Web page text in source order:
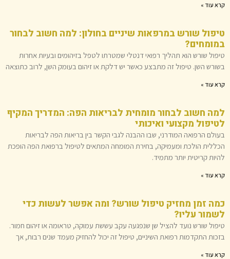
קרא עוד »
טיפול שורש במרפאות שיניים בחולון: למה חשוב לבחור
במומחים?
טיפול שורש הוא תהליך רפואי דנטלי שמטרתו לטפל בזיהומים ובעיות אחרות
בשורש השן. טיפול זה מתבצע כאשר יש דלקת או זיהום בעומק השן, לרוב כתוצאה
קרא עוד »
למה חשוב לבחור מומחית לבריאות הפה: המדריך המקיף
לטיפול מקצועי ואיכותי
בעולם הרפואה המודרני, שבו ההבנה לגבי הקשר בין בריאות הפה לבריאות
הכללית הולכת ומעמיקה, בחירת המומחה המתאים לטיפול ברפואת הפה הופכת
להיות קריטית יותר מתמיד.
קרא עוד »
כמה זמן מחזיק טיפול שורש? ומה אפשר לעשות כדי
לשמור עליו?
טיפול שורש נועד להציל שן שנפגעה עקב עששת עמוקה, טראומה או זיהום חמור.
בזכות התקדמות רפואת השיניים, טיפול זה יכול להחזיק מעמד שנים רבות, אך
קרא עוד »